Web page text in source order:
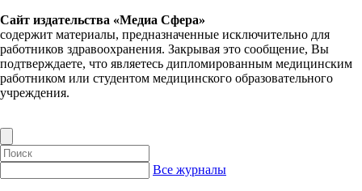
Сайт издательства «Медиа Сфера»
содержит материалы, предназначенные исключительно для
работников здравоохранения. Закрывая это сообщение, Вы
подтверждаете, что являетесь дипломированным медицинским
работником или студентом медицинского образовательного
учреждения.
Все журналы